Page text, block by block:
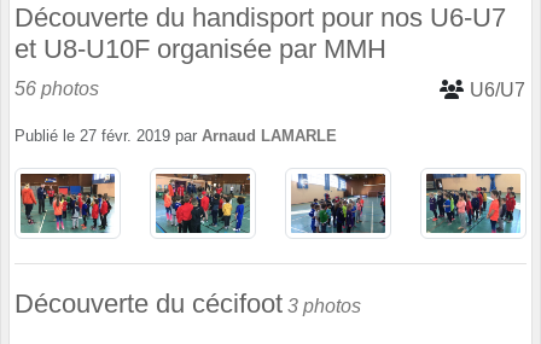
Découverte du handisport pour nos U6-U7
et U8-U10F organisée par MMH
56 photos U6/U7
Publié le 27 févr. 2019 par Arnaud LAMARLE
Découverte du cécifoot 3 photos